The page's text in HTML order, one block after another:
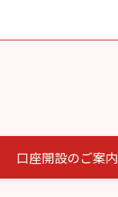
口座開設のご案内